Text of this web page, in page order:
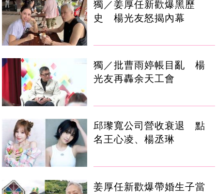
獨／姜厚任新歡爆黑歷
史 楊光友怒揭內幕
獨／批曹雨婷帳目亂 楊
光友再轟余天工會
邱瓈寬公司營收衰退 點
名王心凌、楊丞琳
姜厚任新歡爆帶婚生子當